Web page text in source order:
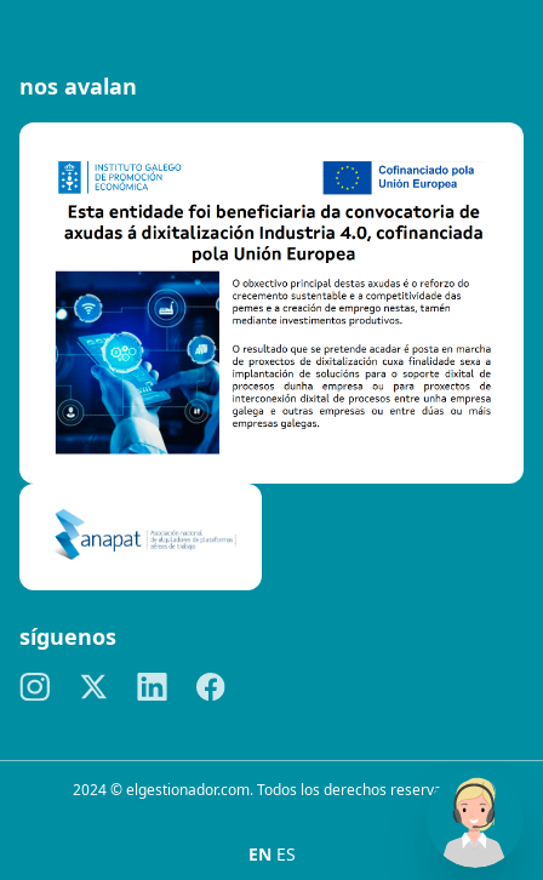
nos avalan
síguenos
2024 © elgestionador.com. Todos los derechos reservados.
EN ES